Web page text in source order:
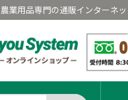
業用品専門の通販インターネ